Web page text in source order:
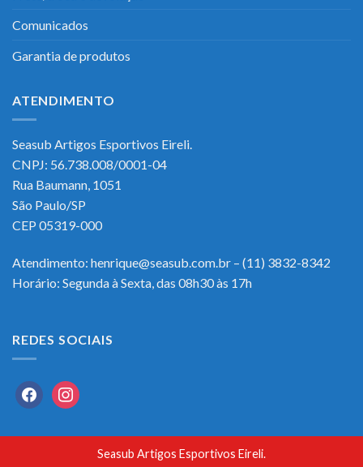
Comunicados
Garantia de produtos
ATENDIMENTO
Seasub Artigos Esportivos Eireli.
CNPJ: 56.738.008/0001-04
Rua Baumann, 1051
São Paulo/SP
CEP 05319-000
Atendimento: henrique@seasub.com.br – (11) 3832-8342
Horário: Segunda à Sexta, das 08h30 às 17h
REDES SOCIAIS
facebookinstagram
Seasub Artigos Esportivos Eireli.